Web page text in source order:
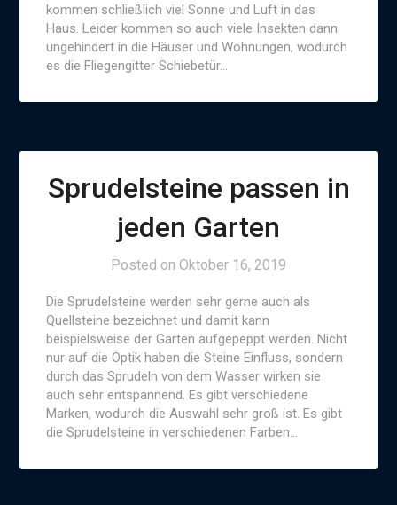
kommen schließlich viel Sonne und Luft in das
Haus. Leider kommen so auch viele Insekten dann
ungehindert in die Häuser und Wohnungen, wodurch
es die Fliegengitter Schiebetür…
Sprudelsteine passen in
jeden Garten
Posted on Oktober 16, 2019
Die Sprudelsteine werden sehr gerne auch als
Quellsteine bezeichnet und damit kann
beispielsweise der Garten aufgepeppt werden. Nicht
nur auf die Optik haben die Steine Einfluss, sondern
durch das Sprudeln von dem Wasser wirken sie
auch sehr entspannend. Es gibt verschiedene
Marken, wodurch die Auswahl sehr groß ist. Es gibt
die Sprudelsteine in verschiedenen Farben…